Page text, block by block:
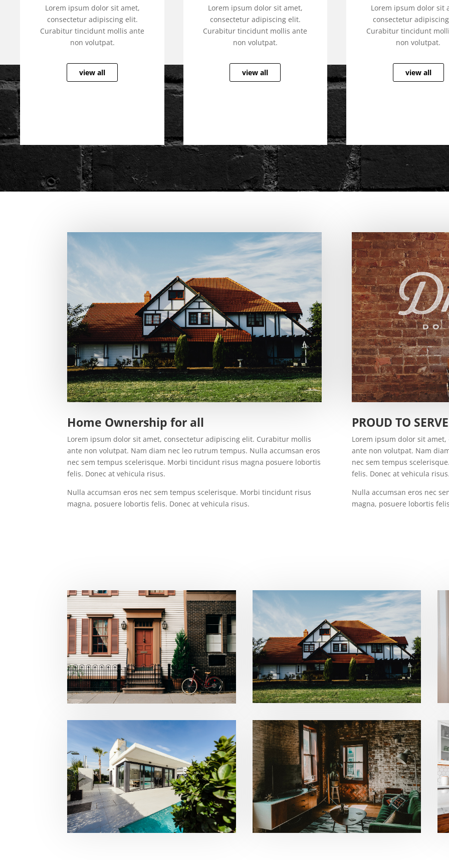
Lorem ipsum dolor sit amet,
consectetur adipiscing elit.
Curabitur tincidunt mollis ante
non volutpat.
view all
Lorem ipsum dolor sit amet,
consectetur adipiscing elit.
Curabitur tincidunt mollis ante
non volutpat.
view all
Lorem ipsum dolor sit
consectetur
Curabitur tincidunt
non volutpat.
view all
Home Ownership for all
Lorem ipsum dolor sit amet, consectetur adipiscing elit. Curabitur mollis
ante non volutpat. Nam diam nec leo rutrum tempus. Nulla accumsan eros
nec sem tempus scelerisque. Morbi tincidunt risus magna posuere lobortis
felis. Donec at vehicula risus.
Nulla accumsan eros nec sem tempus scelerisque. Morbi tincidunt risus
magna, posuere lobortis felis. Donec at vehicula risus.
PROUD TO SERVE
Lorem ipsum dolor sit
ante non volutpat. Nam
nec sem tempus
felis. Donec at vehicula
Nulla accumsan eros nec
magna, posuere lobortis